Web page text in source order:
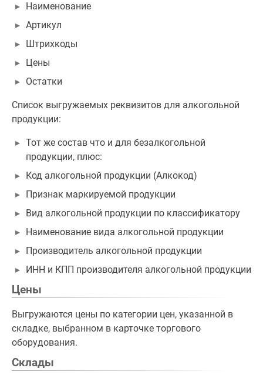
Наименование
Артикул
Штрихкоды
Цены
Остатки
Список выгружаемых реквизитов для алкогольной
продукции:
Тот же состав что и для безалкогольной
продукции, плюс:
Код алкогольной продукции (Алкокод)
Признак маркируемой продукции
Вид алкогольной продукции по классификатору
Наименование вида алкогольной продукции
Производитель алкогольной продукции
ИНН и КПП производителя алкогольной продукции
Цены
Выгружаются цены по категории цен, указанной в
складке, выбранном в карточке торгового
оборудования.
Склады